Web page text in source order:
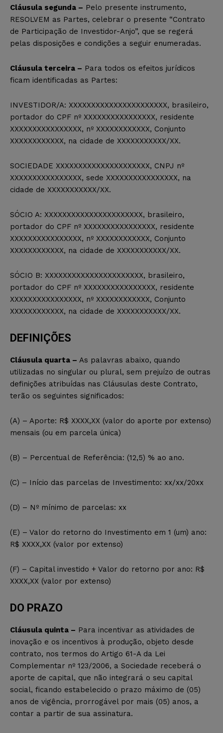
Cláusula segunda – Pelo presente instrumento,
RESOLVEM as Partes, celebrar o presente “Contrato
de Participação de Investidor-Anjo”, que se regerá
pelas disposições e condições a seguir enumeradas.
Cláusula terceira – Para todos os efeitos jurídicos
ficam identificadas as Partes:
INVESTIDOR/A: XXXXXXXXXXXXXXXXXXXXXX, brasileiro,
portador do CPF nº XXXXXXXXXXXXXXXX, residente
XXXXXXXXXXXXXXXX, nº XXXXXXXXXXXX, Conjunto
XXXXXXXXXXXX, na cidade de XXXXXXXXXXX/XX.
SOCIEDADE XXXXXXXXXXXXXXXXXXXXX, CNPJ nº
XXXXXXXXXXXXXXXX, sede XXXXXXXXXXXXXXXX, na
cidade de XXXXXXXXXXX/XX.
SÓCIO A: XXXXXXXXXXXXXXXXXXXXXX, brasileiro,
portador do CPF nº XXXXXXXXXXXXXXXX, residente
XXXXXXXXXXXXXXXX, nº XXXXXXXXXXXX, Conjunto
XXXXXXXXXXXX, na cidade de XXXXXXXXXXX/XX.
SÓCIO B: XXXXXXXXXXXXXXXXXXXXXX, brasileiro,
portador do CPF nº XXXXXXXXXXXXXXXX, residente
XXXXXXXXXXXXXXXX, nº XXXXXXXXXXXX, Conjunto
XXXXXXXXXXXX, na cidade de XXXXXXXXXXX/XX.
DEFINIÇÕES
Cláusula quarta – As palavras abaixo, quando
utilizadas no singular ou plural, sem prejuízo de outras
definições atribuídas nas Cláusulas deste Contrato,
terão os seguintes significados:
(A) – Aporte: R$ XXXX,XX (valor do aporte por extenso)
mensais (ou em parcela única)
(B) – Percentual de Referência: (12,5) % ao ano.
(C) – Início das parcelas de Investimento: xx/xx/20xx
(D) – Nº mínimo de parcelas: xx
(E) – Valor do retorno do Investimento em 1 (um) ano:
R$ XXXX,XX (valor por extenso)
(F) – Capital investido + Valor do retorno por ano: R$
XXXX,XX (valor por extenso)
DO PRAZO
Cláusula quinta – Para incentivar as atividades de
inovação e os incentivos à produção, objeto desde
contrato, nos termos do Artigo 61-A da Lei
Complementar nº 123/2006, a Sociedade receberá o
aporte de capital, que não integrará o seu capital
social, ficando estabelecido o prazo máximo de (05)
anos de vigência, prorrogável por mais (05) anos, a
contar a partir de sua assinatura.